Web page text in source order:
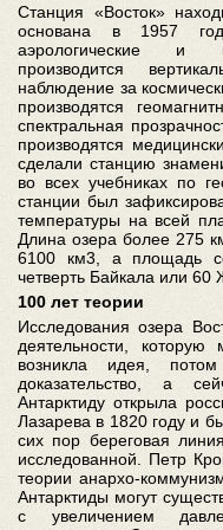
Станция «Восток»
основана в 1957
аэрологические и
производится
наблюдение за
производятся
спектральная
производятся
сделали станцию
во всех учебниках по
станции был
температуры на всей
Длина озера более 275
6100 км3, а площадь
четверть Байкала или 60
100 лет теории
Исследования озера
деятельности,
возникла идея,
доказательство, а
Антарктиду открыла
Лазарева в 1820 году и
сих пор береговая
исследованной. Петр
теории анархо-
Антарктиды могут
с увеличением